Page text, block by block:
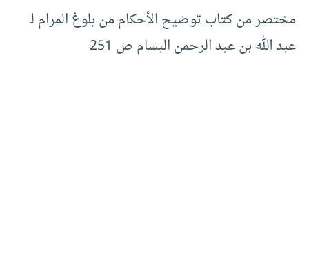
مختصر من كتاب توضيح الأحكام من بلوغ المرام لـ
عبد الله بن عبد الرحمن البسام ص 251